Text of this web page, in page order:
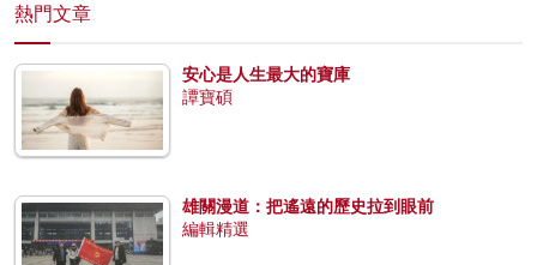
熱門文章
安心是人生最大的寶庫
譚寶碩
雄關漫道：把遙遠的歷史拉到眼前
編輯精選